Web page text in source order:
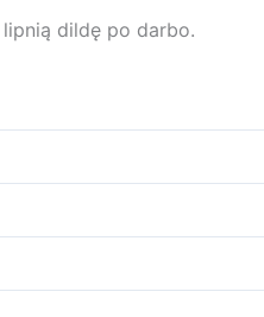
dildę po darbo.